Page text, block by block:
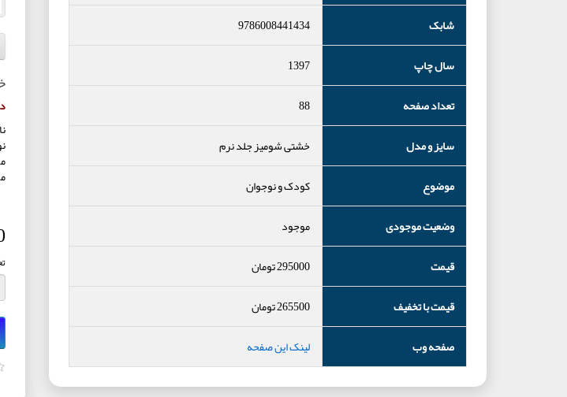
شابک
9786008441434
سال چاپ
1397
تعداد صفحه
88
سایز و مدل
خشتی شومیز جلد نرم
موضوع
کودک و نوجوان
وضعیت موجودی
موجود
قیمت
295000تومان
قیمت با تخفیف
265500تومان
صفحه وب
لینک این صفحه